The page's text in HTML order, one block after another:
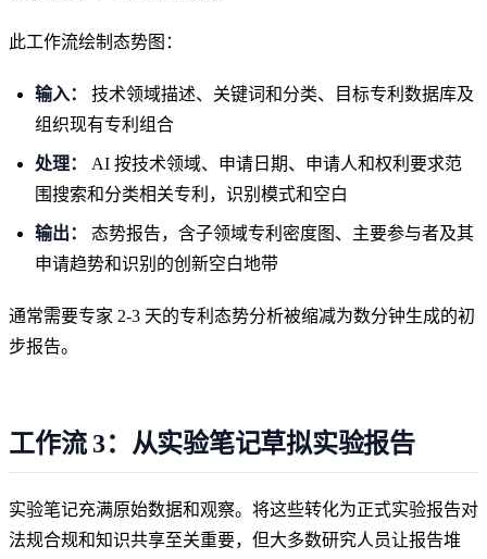
此工作流绘制态势图：
输入：
技术领域描述、关键词和分类、目标专利数据库及
组织现有专利组合
处理：
AI 按技术领域、申请日期、申请人和权利要求范
围搜索和分类相关专利，识别模式和空白
输出：
态势报告，含子领域专利密度图、主要参与者及其
申请趋势和识别的创新空白地带
通常需要专家 2-3 天的专利态势分析被缩减为数分钟生成的初
步报告。
工作流 3：从实验笔记草拟实验报告
实验笔记充满原始数据和观察。将这些转化为正式实验报告对
法规合规和知识共享至关重要，但大多数研究人员让报告堆